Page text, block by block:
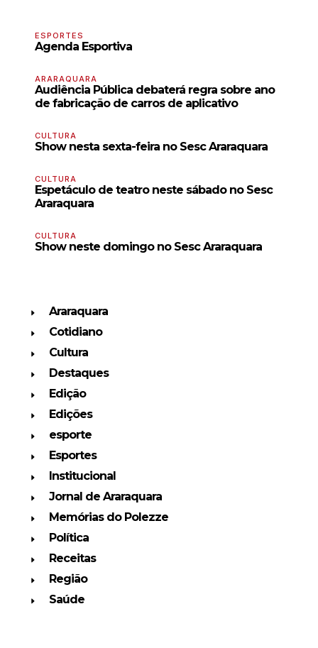
ESPORTES
Agenda Esportiva
ARARAQUARA
Audiência Pública debaterá regra sobre ano
de fabricação de carros de aplicativo
CULTURA
Show nesta sexta-feira no Sesc Araraquara
CULTURA
Espetáculo de teatro neste sábado no Sesc
Araraquara
CULTURA
Show neste domingo no Sesc Araraquara
Araraquara
Cotidiano
Cultura
Destaques
Edição
Edições
esporte
Esportes
Institucional
Jornal de Araraquara
Memórias do Polezze
Política
Receitas
Região
Saúde